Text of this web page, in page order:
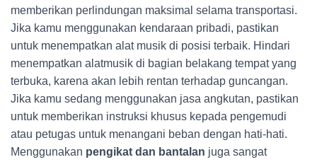
memberikan perlindungan maksimal selama transportasi.
Jika kamu menggunakan kendaraan pribadi, pastikan
untuk menempatkan alat musik di posisi terbaik. Hindari
menempatkan alatmusik di bagian belakang tempat yang
terbuka, karena akan lebih rentan terhadap guncangan.
Jika kamu sedang menggunakan jasa angkutan, pastikan
untuk memberikan instruksi khusus kepada pengemudi
atau petugas untuk menangani beban dengan hati-hati.
Menggunakan pengikat dan bantalan juga sangat